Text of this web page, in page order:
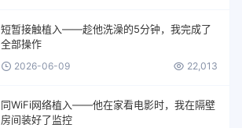
短暂接触植入——趁他洗澡的5分钟，我完成了
全部操作
2026-06-09 22,013
同WiFi网络植入——他在家看电影时，我在隔壁
房间装好了监控